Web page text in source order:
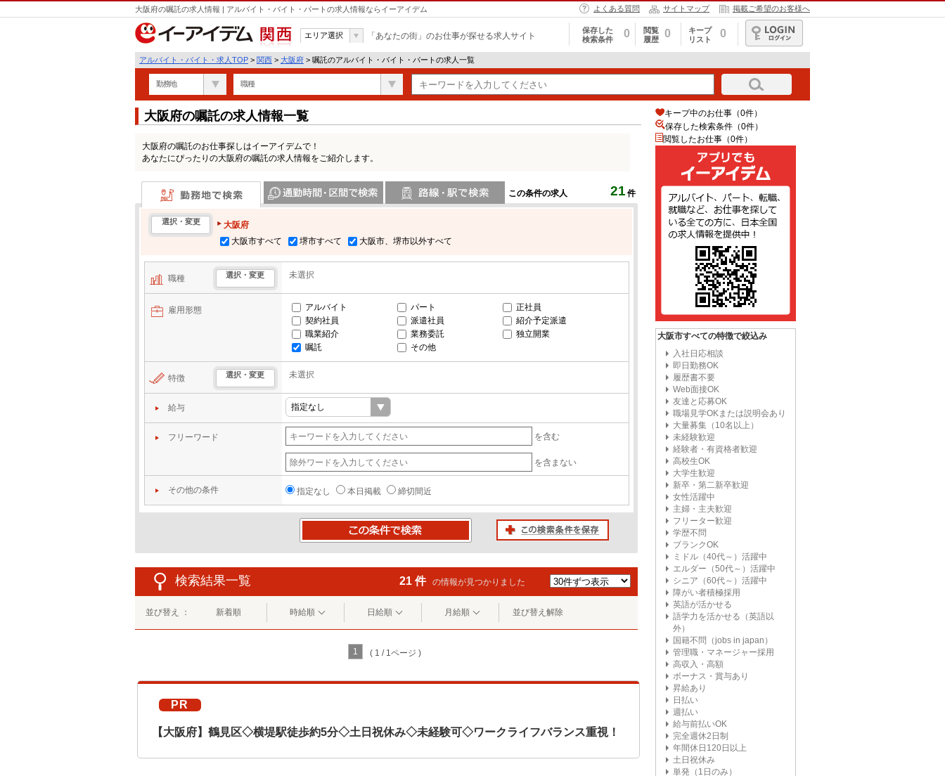
大阪府の嘱託の求人情報 | アルバイト・バイト・パートの求人情報ならイーアイデム よくある質問 サイトマップ 掲載ご希望のお客様へ
関西
エリア選択 「あなたの街」のお仕事が探せる求人サイト
保存した
検索条件
0
閲覧
履歴
0
キープ
リスト
0
ログイン
アルバイト・バイト・求人TOP > 関西 > 大阪府 > 嘱託のアルバイト・バイト・パートの求人一覧
勤務地 職種
大阪府の嘱託の求人情報一覧
大阪府の嘱託のお仕事探しはイーアイデムで！
あなたにぴったりの大阪府の嘱託の求人情報をご紹介します。
この条件の求人 21 件
勤務地で検索
選択・変更
大阪府
大阪市すべて
堺市すべて 大阪市、堺市以外すべて
職種 選択・変更 未選択
雇用形態 アルバイト パート
正社員
契約社員
派遣社員
紹介予定派遣
職業紹介
業務委託
独立開業
嘱託
その他
特徴 選択・変更 未選択
給与
フリーワード を含む
を含まない
その他の条件 指定なし 本日掲載 締切間近
検索結果一覧 21 件 の情報が見つかりました
並び替え ： 新着順 時給順 日給順 月給順 並び替え解除
1 ( 1 / 1ページ )
PR
【大阪府】鶴見区◇横堤駅徒歩約5分◇土日祝休み◇未経験可◇ワークライフバランス重視！
キープ中のお仕事（0件）
保存した検索条件（0件）
閲覧したお仕事（0件）
大阪市すべての特徴で絞込み
入社日応相談
即日勤務OK
履歴書不要
Web面接OK
友達と応募OK
職場見学OKまたは説明会あり
大量募集（10名以上）
未経験歓迎
経験者・有資格者歓迎
高校生OK
大学生歓迎
新卒・第二新卒歓迎
女性活躍中
主婦・主夫歓迎
フリーター歓迎
学歴不問
ブランクOK
ミドル（40代～）活躍中
エルダー（50代～）活躍中
シニア（60代～）活躍中
障がい者積極採用
英語が活かせる
語学力を活かせる（英語以
外）
国籍不問（jobs in japan）
管理職・マネージャー採用
高収入・高額
ボーナス・賞与あり
昇給あり
日払い
週払い
給与前払いOK
完全週休2日制
年間休日120日以上
土日祝休み
単発（1日のみ）